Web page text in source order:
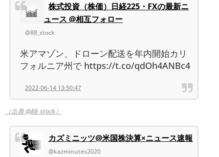
株式投資（株価）日経225・FXの最新ニ
ュース @相互フォロー
@88_stock
米アマゾン、ドローン配送を年内開始カリ
フォルニア州で https://t.co/qdOh4ANBc4
2022-06-14 13:50:47
（出典 @88_stock）
カズミニッツ@米国株決算×ニュース速報
@kazminutes2020